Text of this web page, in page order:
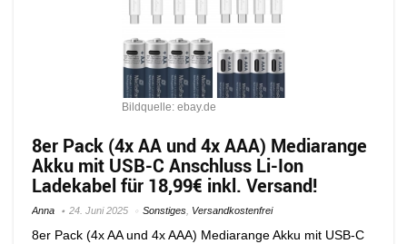
Bildquelle: ebay.de
8er Pack (4x AA und 4x AAA) Mediarange
Akku mit USB-C Anschluss Li-Ion
Ladekabel für 18,99€ inkl. Versand!
Anna 24. Juni 2025 Sonstiges Versandkostenfrei
8er Pack (4x AA und 4x AAA) Mediarange Akku mit USB-C